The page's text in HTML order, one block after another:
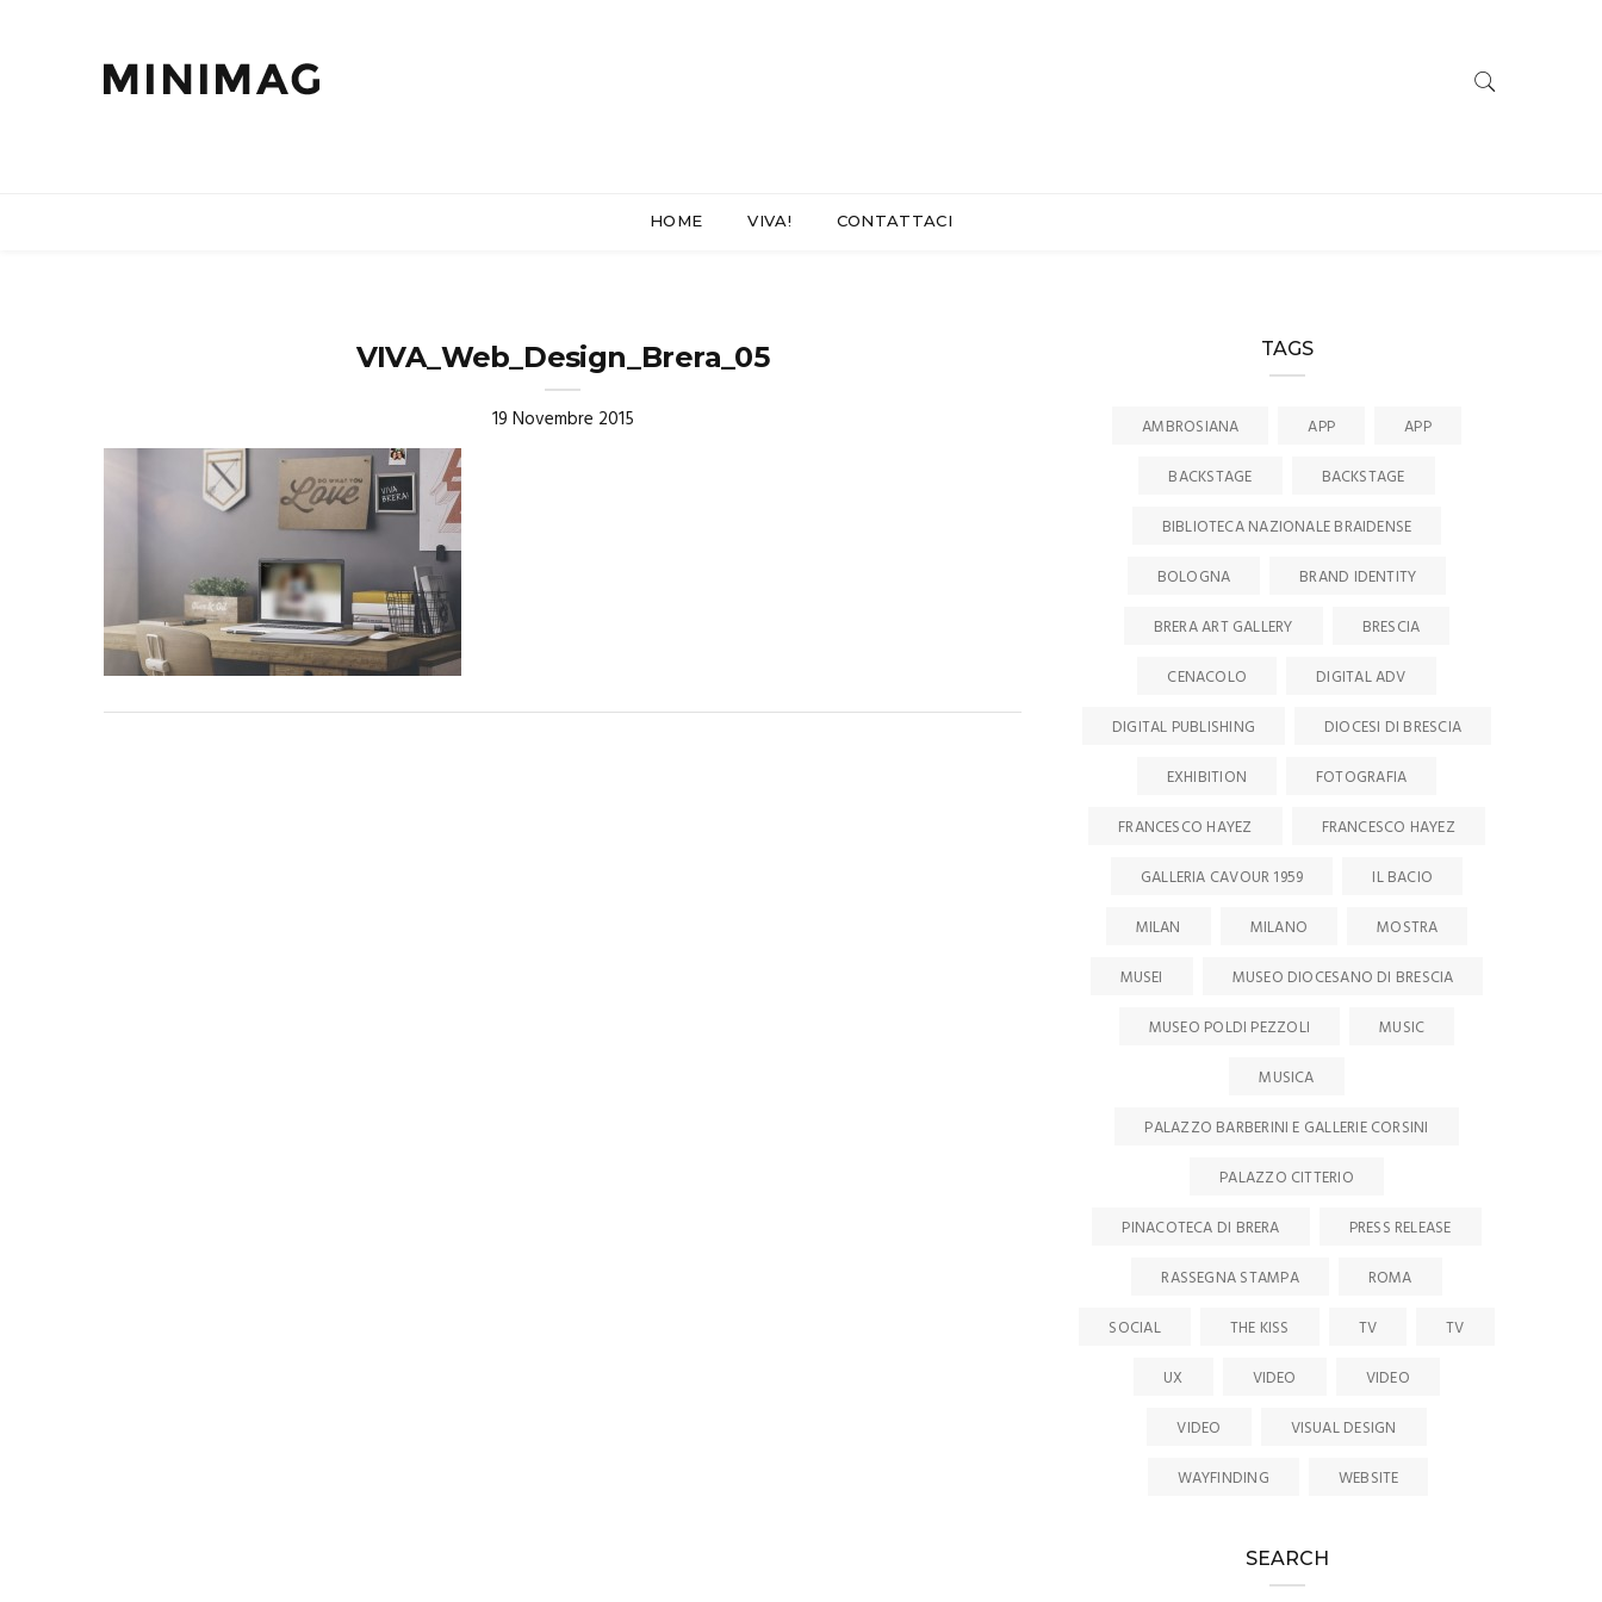
HOME VIVA! CONTATTACI
VIVA_Web_Design_Brera_05
19 Novembre 2015
TAGS
AMBROSIANA APP
APP
BACKSTAGE
BACKSTAGE
BIBLIOTECA NAZIONALE BRAIDENSE
BOLOGNA
BRAND IDENTITY
BRERA ART GALLERY
BRESCIA
CENACOLO
DIGITAL ADV
DIGITAL PUBLISHING
DIOCESI DI BRESCIA
EXHIBITION
FOTOGRAFIA
FRANCESCO HAYEZ
FRANCESCO HAYEZ
GALLERIA CAVOUR 1959
IL BACIO
MILAN
MILANO
MOSTRA
MUSEI
MUSEO DIOCESANO DI BRESCIA
MUSEO POLDI PEZZOLI
MUSIC
MUSICA
PALAZZO BARBERINI E GALLERIE CORSINI
PALAZZO CITTERIO
PINACOTECA DI BRERA
PRESS RELEASE
RASSEGNA STAMPA
ROMA
SOCIAL
THE KISS TV
TV
UX
VIDEO
VIDEO
VIDEO
VISUAL DESIGN
WAYFINDING
WEBSITE
SEARCH